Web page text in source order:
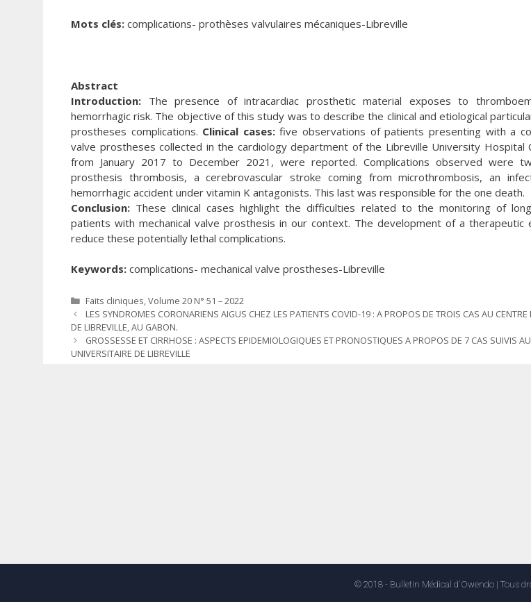
Mots clés: complications- prothèses valvulaires mécaniques-Libreville
Abstract
Introduction: The presence of intracardiac prosthetic material exposes to
hemorrhagic risk. The objective of this study was to describe the clinical and etiological
prostheses complications. Clinical cases:five observations of patients presenting with a
valve prostheses collected in the cardiology department of the Libreville University Hospital
from January 2017 to December 2021, were reported. Complications observed were
prosthesis thrombosis, a cerebrovascular stroke coming from microthrombosis, an
hemorrhagic accident under vitamin K antagonists. This last was responsible for the one death.
Conclusion: These clinical cases highlight the difficulties related to the monitoring of
patients with mechanical valve prosthesis in our context. The development of a therapeutic
reduce these potentially lethal complications.
Keywords: complications- mechanical valve prostheses-Libreville
Catégories
Faits cliniques Volume 20 N° 51 – 2022
LES SYNDROMES CORONARIENS AIGUS CHEZ LES PATIENTS COVID-19 : A PROPOS DE TROIS CAS AU CENTRE
DE LIBREVILLE, AU GABON.
GROSSESSE ET CIRRHOSE : ASPECTS EPIDEMIOLOGIQUES ET PRONOSTIQUES A PROPOS DE 7 CAS SUIVIS
UNIVERSITAIRE DE LIBREVILLE
© 2018 - Bulletin Médical d'Owendo | Tous